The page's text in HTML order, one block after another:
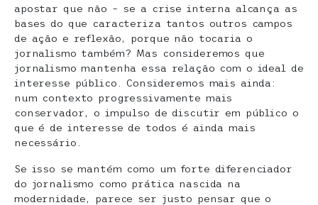
apostar que não – se a crise interna alcança as
bases do que caracteriza tantos outros campos
de ação e reflexão, porque não tocaria o
jornalismo também? Mas consideremos que
jornalismo mantenha essa relação com o ideal de
interesse público. Consideremos mais ainda:
num contexto progressivamente mais
conservador, o impulso de discutir em público o
que é de interesse de todos é ainda mais
necessário.
Se isso se mantém como um forte diferenciador
do jornalismo como prática nascida na
modernidade, parece ser justo pensar que o